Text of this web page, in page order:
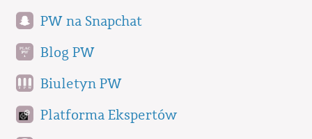
PW na Snapchat
Blog PW
Biuletyn PW
Platforma Ekspertów